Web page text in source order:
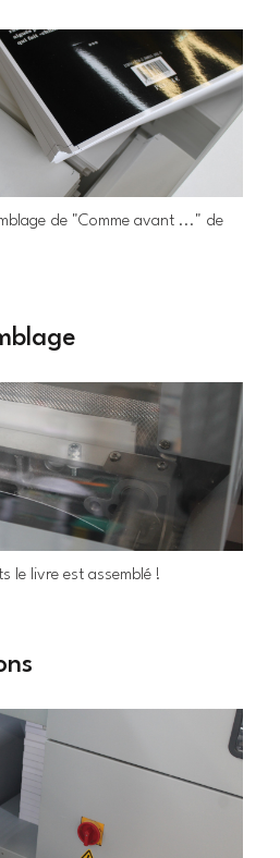
de "Comme avant ..." de
le livre est assemblé !